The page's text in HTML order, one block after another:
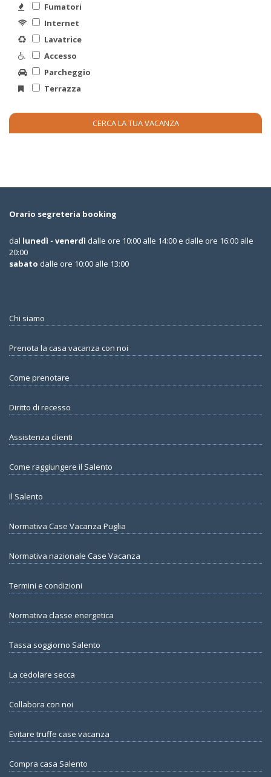
Fumatori
Internet
Lavatrice
Accesso
Parcheggio
Terrazza
Orario segreteria booking
dal lunedì - venerdì dalle ore 10:00 alle 14:00 e dalle ore 16:00 alle
20:00
sabato dalle ore 10:00 alle 13:00
Chi siamo
Prenota la casa vacanza con noi
Come prenotare
Diritto di recesso
Assistenza clienti
Come raggiungere il Salento
Il Salento
Normativa Case Vacanza Puglia
Normativa nazionale Case Vacanza
Termini e condizioni
Normativa classe energetica
Tassa soggiorno Salento
La cedolare secca
Collabora con noi
Evitare truffe case vacanza
Compra casa Salento